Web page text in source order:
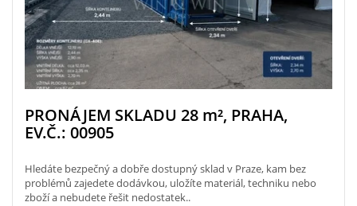
PRONÁJEM SKLADU 28 m², PRAHA,
EV.Č.: 00905
Hledáte bezpečný a dobře dostupný sklad v Praze, kam bez
problémů zajedete dodávkou, uložíte materiál, techniku nebo
zboží a nebudete řešit nedostatek..